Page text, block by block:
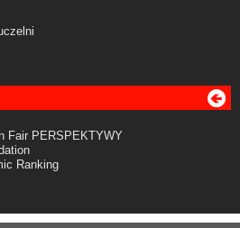
Fair PERSPEKTYWY
Ranking